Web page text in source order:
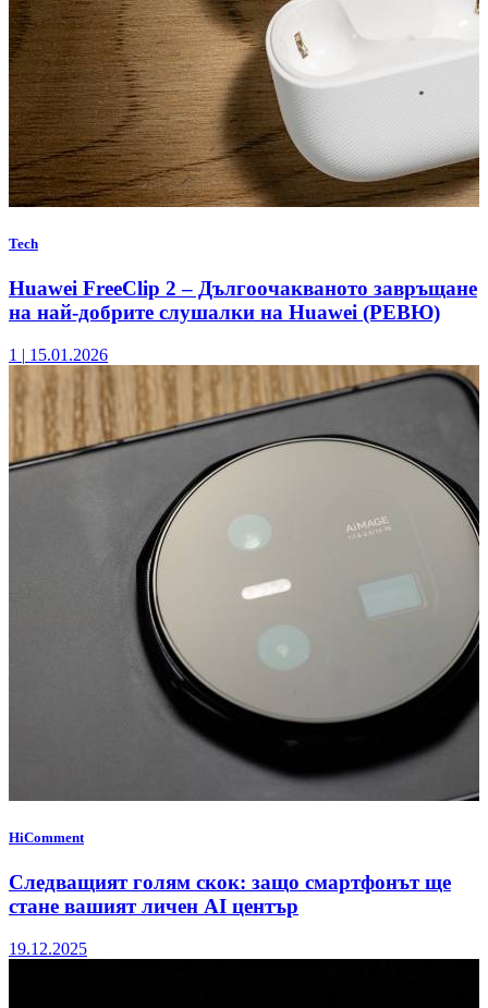
Tech
Huawei FreeClip 2 – Дългоочакваното завръщане
на най-добрите слушалки на Huawei (РЕВЮ)
1 | 15.01.2026
HiComment
Следващият голям скок: защо смартфонът ще
стане вашият личен AI център
19.12.2025